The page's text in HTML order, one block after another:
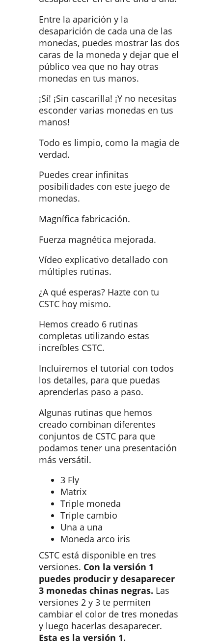
Entre la aparición y la
desaparición de cada una de las
monedas, puedes mostrar las dos
caras de la moneda y dejar que el
público vea que no hay otras
monedas en tus manos.
¡Sí! ¡Sin cascarilla! ¡Y no necesitas
esconder varias monedas en tus
manos!
Todo es limpio, como la magia de
verdad.
Puedes crear infinitas
posibilidades con este juego de
monedas.
Magnífica fabricación.
Fuerza magnética mejorada.
Vídeo explicativo detallado con
múltiples rutinas.
¿A qué esperas? Hazte con tu
CSTC hoy mismo.
Hemos creado 6 rutinas
completas utilizando estas
increíbles CSTC.
Incluiremos el tutorial con todos
los detalles, para que puedas
aprenderlas paso a paso.
Algunas rutinas que hemos
creado combinan diferentes
conjuntos de CSTC para que
podamos tener una presentación
más versátil.
3 Fly
Matrix
Triple moneda
Triple cambio
Una a una
Moneda arco iris
CSTC está disponible en tres
versiones. Con la versión 1
puedes producir y desaparecer
3 monedas chinas negras. Las
versiones 2 y 3 te permiten
cambiar el color de tres monedas
y luego hacerlas desaparecer.
Esta es la versión 1.